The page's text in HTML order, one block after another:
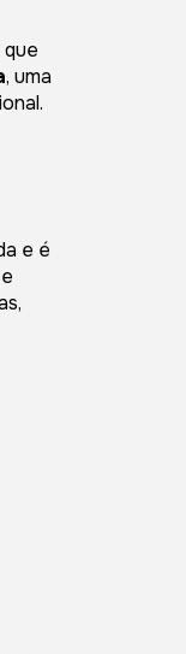
, uma
e é